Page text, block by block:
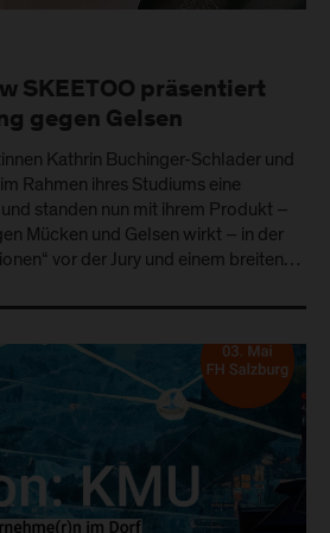
SKEETOO präsentiert
gegen Gelsen
Kathrin Buchinger-Schlader und
Rahmen ihres Studiums eine
standen nun mit ihrem Produkt –
Mücken und Gelsen wirkt – in der
vor der Jury und einem breiten…